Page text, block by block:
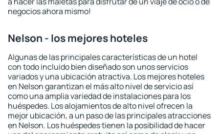
negocios ahora mismo!
Nelson - los mejores hoteles
Algunas de las principales características de un hotel
con todo incluido bien diseñado son unos servicios
variados y una ubicación atractiva. Los mejores hoteles
en Nelson garantizan el más alto nivel de servicio así
como una amplia variedad de instalaciones para los
huéspedes. Los alojamientos de alto nivel ofrecen la
mejor ubicación, a un paso de las principales atracciones
en Nelson. Los huéspedes tienen la posibilidad de hacer